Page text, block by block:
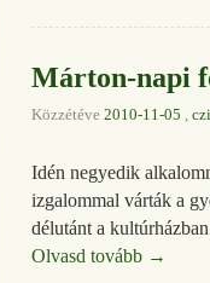
Márton-napi
Közzétéve 2010-11-05 ,
Idén negyedik
izgalommal várták a
délutánt a
Olvasd tovább →